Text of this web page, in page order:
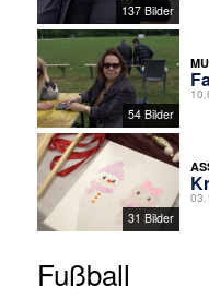
137 Bilder
54 Bilder
31 Bilder
Fußball